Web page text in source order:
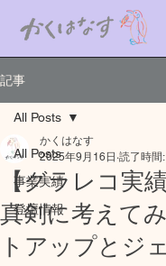
記事
All Posts
事業実績
登壇情報
All Posts
【グラレコ実
真剣に考えて
トアップとジ
かくはなす
2025年9月16日 読了時間